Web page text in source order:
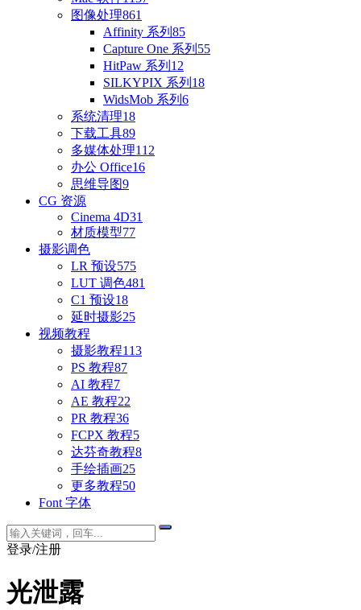
图像处理861
Affinity 系列 85
Capture One 系列 55
HitPaw 系列 12
SILKYPIX 系列 18
WidsMob 系列 6
系统清理18
下载工具89
多媒体处理112
办公 Office16
思维导图9
CG 资源
Cinema 4D31
材质模型77
摄影调色
LR 预设575
LUT 调色481
C1 预设18
延时摄影25
视频教程
摄影教程113
PS 教程87
AI 教程7
AE 教程22
PR 教程36
FCPX 教程5
达芬奇教程8
手绘插画25
更多教程50
Font 字体
登录/注册
光泄露